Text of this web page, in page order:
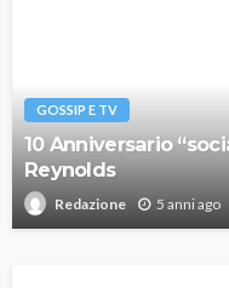
GOSSIP E TV
10 Anniversario
Reynolds
Redazione 5 anni ago